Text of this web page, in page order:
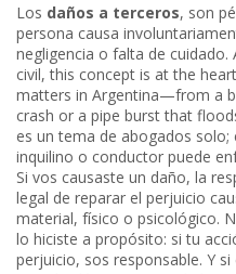
Los daños a terceros, son
persona causa
negligencia o falta de cuidado.
civil, this concept is at the
matters in Argentina—from a
crash or a pipe burst that
es un tema de abogados
inquilino o conductor puede
Si vos causaste un daño,la
legal de reparar el perjuicio
material, físico o psicológico.
lo hiciste a propósito: si tu
perjuicio, sos responsable. Y